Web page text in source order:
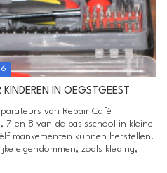
IN OEGSTGEEST
van Repair Café
7 en 8 van de basisschool in kleine
mankementen kunnen herstellen.
eigendommen, zoals kleding,